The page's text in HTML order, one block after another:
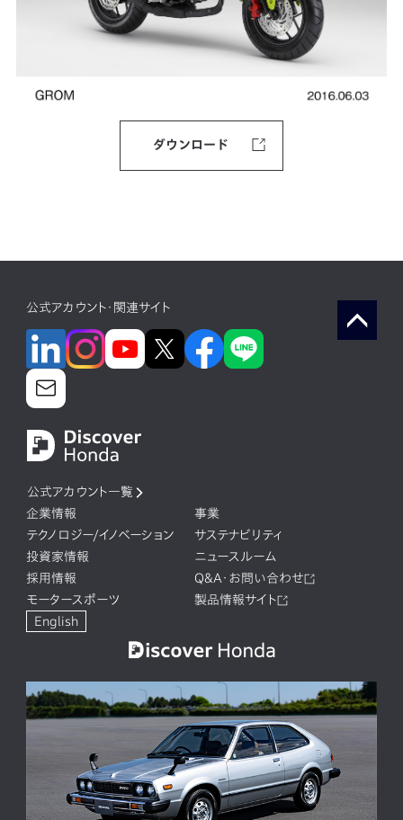
ダウンロード
公式アカウント・関連サイト
公式アカウント一覧
企業情報
事業
テクノロジー/イノベーション
サステナビリティ
投資家情報
ニュースルーム
採用情報
Q&A・お問い合わせ
モータースポーツ
製品情報サイト
English